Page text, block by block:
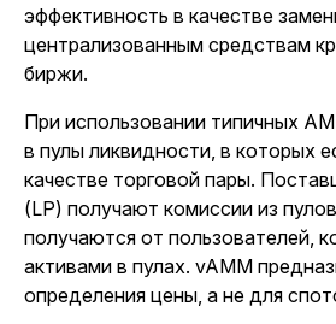
эффективность в качестве
централизованным средствам
биржи.
При использовании типичных
в пулы ликвидности, в которых
качестве торговой пары.
(LP) получают комиссии из
получаются от пользователей,
активами в пулах. vAMM
определения цены, а не для